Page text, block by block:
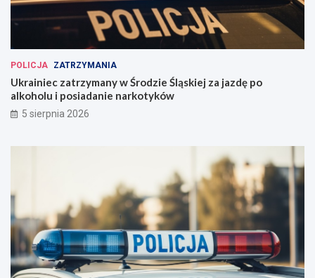
POLICJA ZATRZYMANIA
Ukrainiec zatrzymany w Środzie Śląskiej za jazdę po
alkoholu i posiadanie narkotyków
5 sierpnia 2026